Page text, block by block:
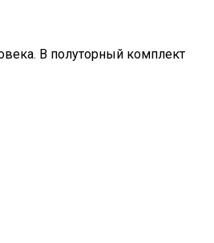
В полуторный комплект